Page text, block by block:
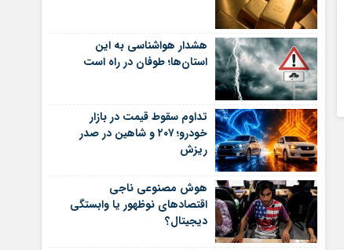
هشدار هواشناسی به این
استان‌ها؛ طوفان در راه است
تداوم سقوط قیمت در بازار
خودرو؛ ۲۰۷ و شاهین در صدر
ریزش
هوش مصنوعی ناجی
اقتصادهای نوظهور یا وابستگی
دیجیتال؟